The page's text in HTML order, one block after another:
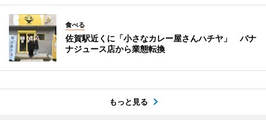
食べる
佐賀駅近くに「小さなカレー屋さんハチヤ」 バナ
ナジュース店から業態転換
もっと見る